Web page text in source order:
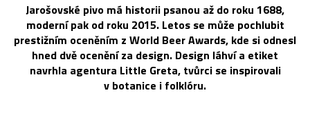
Jarošovské pivo má historii psanou až do roku 1688,
moderní pak od roku 2015. Letos se může pochlubit
prestižním oceněním z World Beer Awards, kde si odnesl
hned dvě ocenění za design. Design láhví a etiket
navrhla agentura Little Greta, tvůrci se inspirovali
v botanice i folklóru.